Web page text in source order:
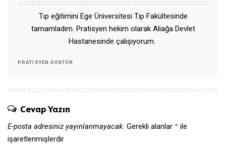
Tıp eğitimini Ege Üniversitesi Tıp Fakültesinde
tamamladım. Pratisyen hekim olarak Aliağa Devlet
Hastanesinde çalışıyorum.
PRATISYEN DOKTOR
Cevap Yazın
E-posta adresiniz yayınlanmayacak. Gerekli alanlar * ile
işaretlenmişlerdir